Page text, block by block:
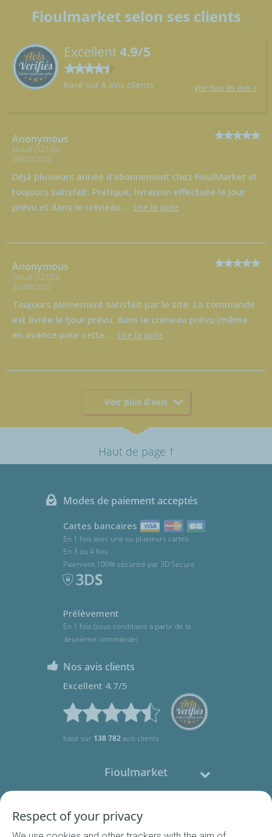
Fioulmarket selon ses clients
Excellent4.9/5
basé sur 8 avis clients Voir tous les avis >
Anonymous
Illoud (52150)
29/02/2024
Déjà plusieurs année d'abonnement chez FioulMarket et
toujours satisfait. Pratique, livraison effectuée le jour
prévu et dans le créneau ... Lire la suite
Anonymous
Illoud (52150)
25/08/2022
Toujours pleinement satisfait par le site. La commande
est livrée le ljour prévu, dans le créneau prévu (même
en avance pour cette ... Lire la suite
Voir plus d'avis
Haut de page ↑
Modes de paiement acceptés
Cartes bancaires
En 1 fois avec une ou plusieurs cartes
En 3 ou 4 fois
Paiement 100% sécurisé par 3D Secure
Prélèvement
En 1 fois (sous conditions à partir de la
deuxième commande)
Nos avis clients
Excellent 4.7/5
basé sur 138 782avis clients
Fioulmarket
Respect of your privacy